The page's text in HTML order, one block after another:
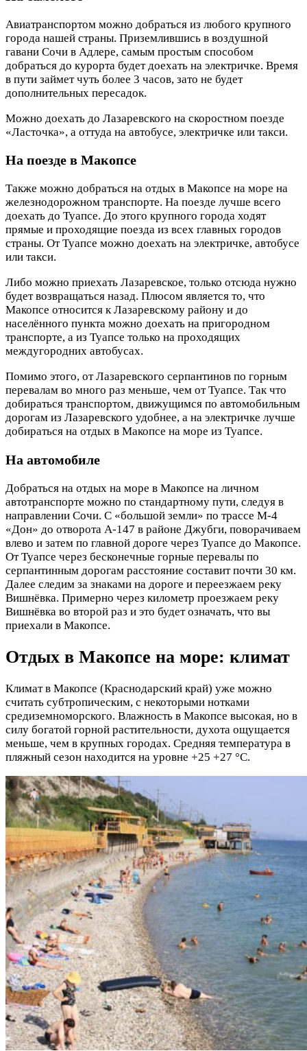
Авиатранспортом можно добраться из любого крупного
города нашей страны. Приземлившись в воздушной
гавани Сочи в Адлере, самым простым способом
добраться до курорта будет доехать на электричке. Время
в пути займет чуть более 3 часов, зато не будет
дополнительных пересадок.
Можно доехать до Лазаревского на скоростном поезде
«Ласточка», а оттуда на автобусе, электричке или такси.
На поезде в Макопсе
Также можно добраться на отдых в Макопсе на море на
железнодорожном транспорте. На поезде лучше всего
доехать до Туапсе. До этого крупного города ходят
прямые и проходящие поезда из всех главных городов
страны. От Туапсе можно доехать на электричке, автобусе
или такси.
Либо можно приехать Лазаревское, только отсюда нужно
будет возвращаться назад. Плюсом является то, что
Макопсе относится к Лазаревскому району и до
населённого пункта можно доехать на пригородном
транспорте, а из Туапсе только на проходящих
междугородних автобусах.
Помимо этого, от Лазаревского серпантинов по горным
перевалам во много раз меньше, чем от Туапсе. Так что
добираться транспортом, движущимся по автомобильным
дорогам из Лазаревского удобнее, а на электричке лучше
добираться на отдых в Макопсе на море из Туапсе.
На автомобиле
Добраться на отдых на море в Макопсе на личном
автотранспорте можно по стандартному пути, следуя в
направлении Сочи. С «большой земли» по трассе М-4
«Дон» до отворота А-147 в районе Джубги, поворачиваем
влево и затем по главной дороге через Туапсе до Макопсе.
От Туапсе через бесконечные горные перевалы по
серпантинным дорогам расстояние составит почти 30 км.
Далее следим за знаками на дороге и переезжаем реку
Вишнёвка. Примерно через километр проезжаем реку
Вишнёвка во второй раз и это будет означать, что вы
приехали в Макопсе.
Отдых в Макопсе на море: климат
Климат в Макопсе (Краснодарский край) уже можно
считать субтропическим, с некоторыми нотками
средиземноморского. Влажность в Макопсе высокая, но в
силу богатой горной растительности, духота ощущается
меньше, чем в крупных городах. Средняя температура в
пляжный сезон находится на уровне +25 +27 °C.